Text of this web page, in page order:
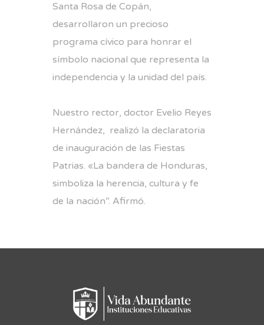
Santa Rosa de Copán,
desarrollaron un precioso
programa cívico para honrar el
símbolo nacional que representa la
independencia y la unidad del país.
Nuestro rector, doctor Evelio Reyes
Hernández, realizó la declaratoria
de inauguración de las Fiestas
Patrias. «La bandera de Honduras,
simboliza la herencia, cultura y fe
de la nación”. Afirmó.